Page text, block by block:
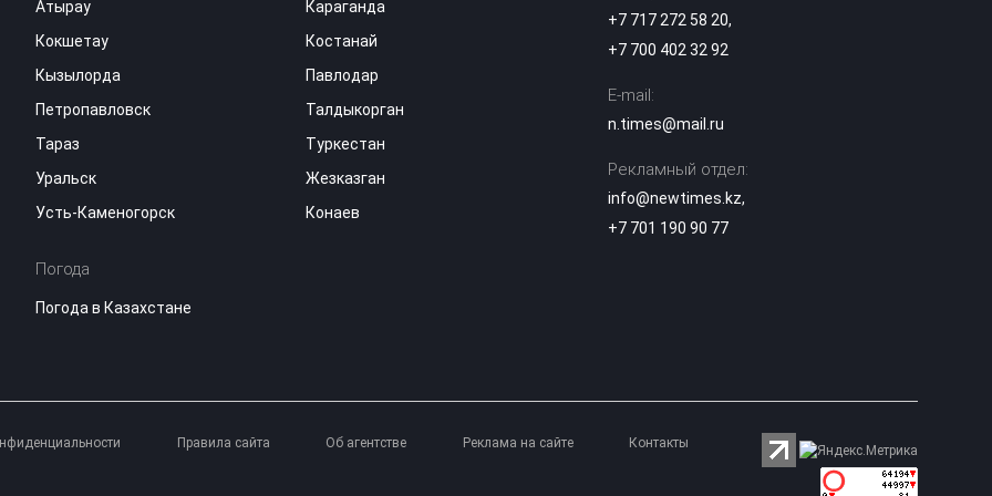
18:11
«Миланом»:
запасе
потребовали
ответственность
«КазАвтоЖола» за
смертельные ДТП
золотом на 3,4
жительнице
Кокшетау грозит
Атырау
Караганда
Кокшетау
Костанай
Кызылорда
Павлодар
Петропавловск
Талдыкорган
Тараз
Туркестан
Уральск
Жезказган
Усть-Каменогорск
Конаев
Погода
Погода в Казахстане
+7 717 272 58 20,
+7 700 402 32 92
E-mail:
n.times@mail.ru
Рекламный отдел:
info@newtimes.kz,
+7 701 190 90 77
Правила сайта Об агентстве Реклама на сайте Контакты